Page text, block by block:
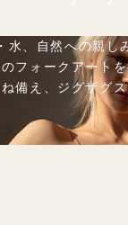
水、自然への親し
フォークアート
備え、ジグザグ